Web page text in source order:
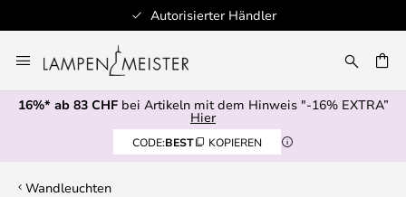
Autorisierter Händler
Inhalt
springen
16%* ab 83 CHFbei Artikeln mit dem Hinweis "-16% EXTRA”
Hier
CODE:BEST KOPIEREN
Wandleuchten